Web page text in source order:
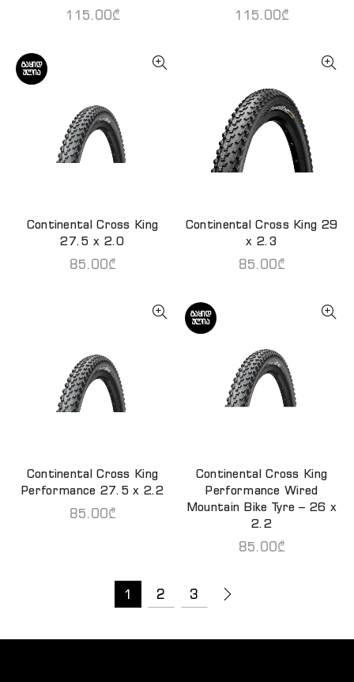
115.00₾ 115.00₾
ᲒᲐᲧᲘᲓ
ᲣᲚᲘᲐ
ᲕᲠᲪᲚᲐᲓ
Continental Cross King
27.5 x 2.0
85.00₾
ᲙᲐᲚᲐᲗᲐᲨᲘ ᲓᲐᲛᲐᲢᲔᲑᲐ
Continental Cross King 29
x 2.3
85.00₾
ᲙᲐᲚᲐᲗᲐᲨᲘ ᲓᲐᲛᲐᲢᲔᲑᲐ
Continental Cross King
Performance 27.5 x 2.2
85.00₾
ᲒᲐᲧᲘᲓ
ᲣᲚᲘᲐ
ᲕᲠᲪᲚᲐᲓ
Continental Cross King
Performance Wired
Mountain Bike Tyre – 26 x
2.2
85.00₾
1 2 3